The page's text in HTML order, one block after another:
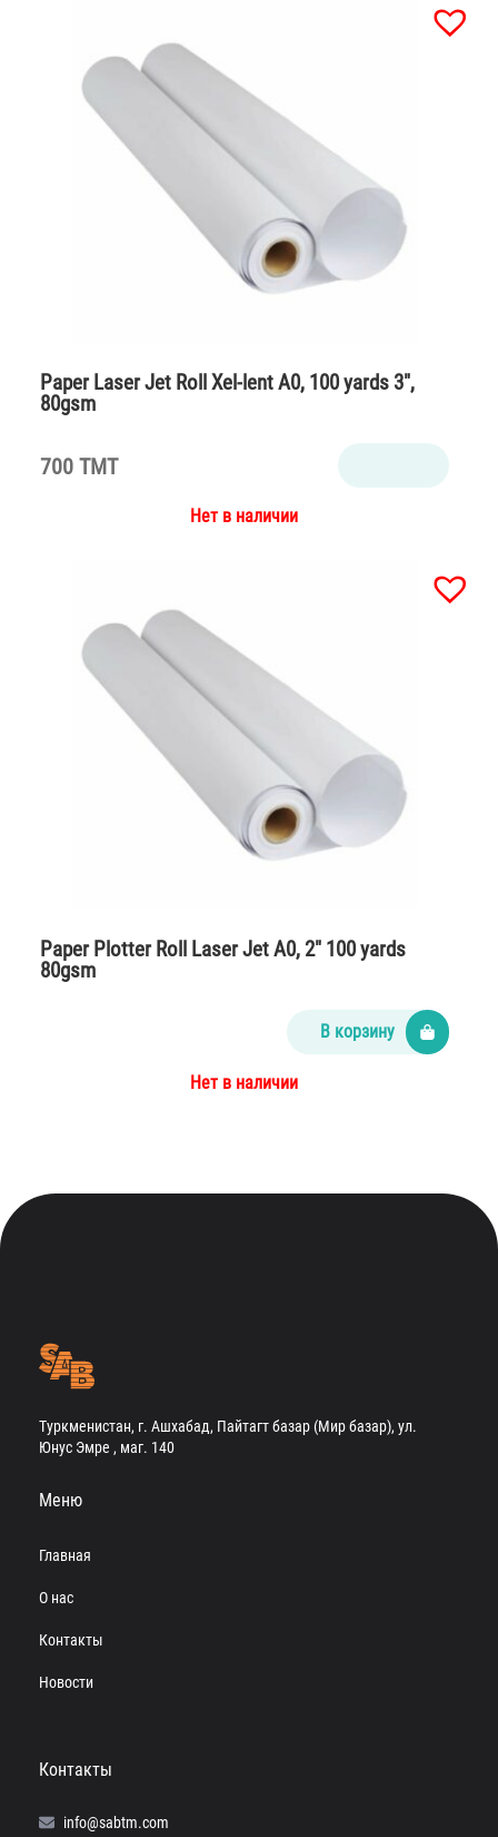
Paper Laser Jet Roll Xel-lent A0, 100 yards 3″,
80gsm
700 TMT
Нет в наличии
Paper Plotter Roll Laser Jet A0, 2″ 100 yards
80gsm
В корзину
Нет в наличии
Туркменистан, г. Ашхабад, Пайтагт базар (Мир базар), ул.
Юнус Эмре , маг. 140
Меню
Главная
О нас
Контакты
Новости
Контакты
info@sabtm.com